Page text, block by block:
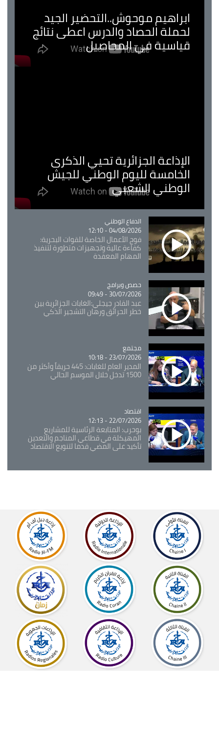
ابراهيم موحوش..التحضير الجيد
لحملة الحصاد والدرس اعطى نتائج
قياسية في المحاصيل
الإذاعة الجزائرية تحيي الذكرى
الخامسة لليوم الوطني للجيش
الوطني الشعبي
Catégorie
الدفاع الوطني
04/08/2026 - 12:10
فوج الأعمال الخاصة للقوات البحرية:
كفاءة عالية وتجهيزات متطورة لتنفيذ
المهام المعقدة
Catégorie
حصص وبرامج
30/07/2026 - 09:49
عبد القادر جيجلي:الغابات الجزائرية بين
خطر الحرائق ورهان التشجير الذكي
Catégorie
مجتمع
23/07/2026 - 10:18
المدير العام للغابات: 445 حريقاً وأكثر من
1500 تدخل خلال الموسم الحالي
Catégorie
اقتصاد
22/07/2026 - 12:13
بوحرب: المتابعة الرئاسية للمشاريع
المهيكلة في قطاعي المناجم والتعدين
تأكيد على المضي قدما لتنويع الاقتصاد